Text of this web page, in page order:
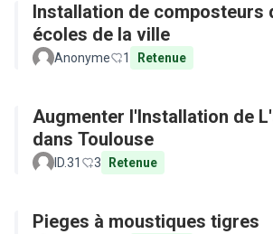
Installation de composteurs
écoles de la ville
Anonyme 1 Retenue
Augmenter l'Installation de
dans Toulouse
ID.31 3 Retenue
Pieges à moustiques tigres